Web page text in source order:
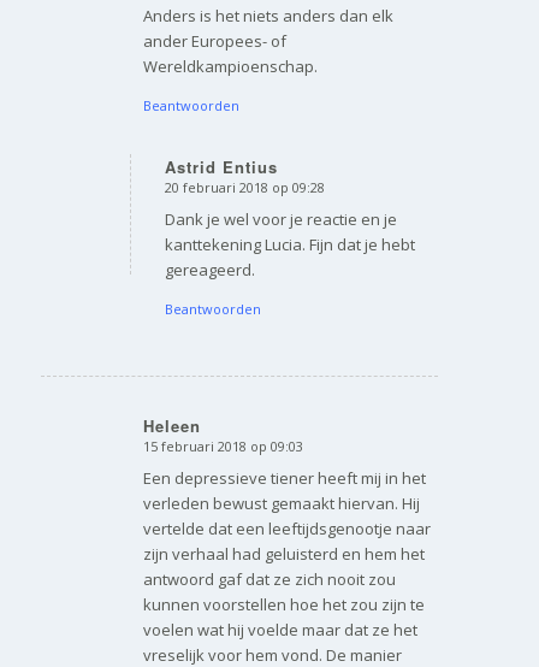
Anders is het niets anders dan elk
ander Europees- of
Wereldkampioenschap.
Beantwoorden
Astrid Entius
zegt:
20 februari 2018 op 09:28
Dank je wel voor je reactie en je
kanttekening Lucia. Fijn dat je hebt
gereageerd.
Beantwoorden
Heleen
zegt:
15 februari 2018 op 09:03
Een depressieve tiener heeft mij in het
verleden bewust gemaakt hiervan. Hij
vertelde dat een leeftijdsgenootje naar
zijn verhaal had geluisterd en hem het
antwoord gaf dat ze zich nooit zou
kunnen voorstellen hoe het zou zijn te
voelen wat hij voelde maar dat ze het
vreselijk voor hem vond. De manier